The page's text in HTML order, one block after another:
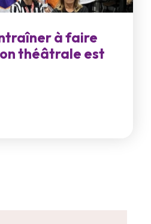
à faire
théâtrale est